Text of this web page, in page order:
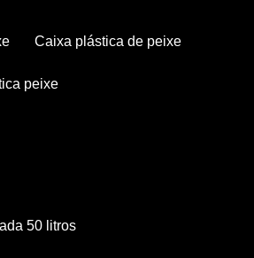
caixa plástica de peixe
peixe
50 litros